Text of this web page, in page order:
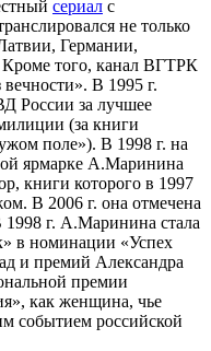
сериал с
не только
Германии,
того, канал ВГТРК
В 1995 г.
России за лучшее
(за книги
поле»). В 1998 г. на
ярмарке А.Маринина
книги которого в 1997
В 2006 г. она отмечена
1998 г. А.Маринина стала
в номинации «Успех
и премий Александра
премии
как женщина, чье
событием российской